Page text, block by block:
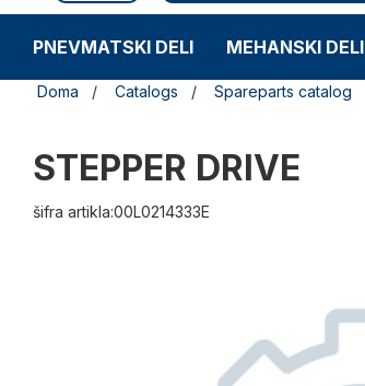
PNEVMATSKI DELI MEHANSKI DELI
Doma Catalogs Spareparts catalog
STEPPER DRIVE
šifra artikla:00L0214333E